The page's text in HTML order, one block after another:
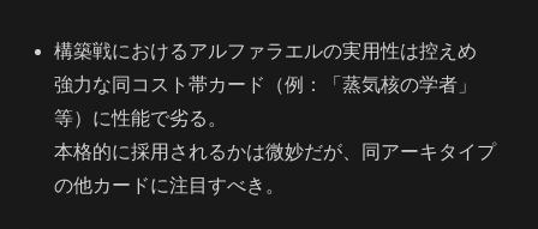
構築戦におけるアルファラエルの実用性は控えめ
強力な同コスト帯カード（例：「蒸気核の学者」
等）に性能で劣る。
本格的に採用されるかは微妙だが、同アーキタイプ
の他カードに注目すべき。